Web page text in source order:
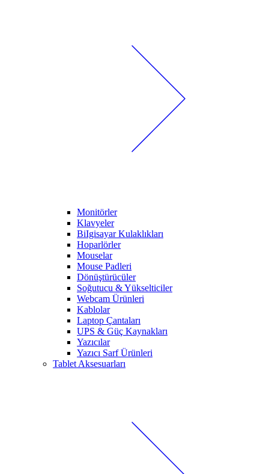
Monitörler
Klavyeler
BiIgisayar Kulaklıkları
Hoparlörler
Mouselar
Mouse Padleri
Dönüştürücüler
Soğutucu & Yükselticiler
Webcam Ürünleri
Kablolar
Laptop Çantaları
UPS & Güç Kaynakları
Yazıcılar
Yazıcı Sarf Ürünleri
Tablet Aksesuarları